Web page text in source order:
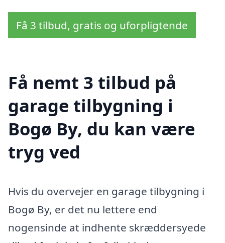
Få 3 tilbud, gratis og uforpligtende
Få nemt 3 tilbud på
garage tilbygning i
Bogø By, du kan være
tryg ved
Hvis du overvejer en garage tilbygning i
Bogø By, er det nu lettere end
nogensinde at indhente skræddersyede